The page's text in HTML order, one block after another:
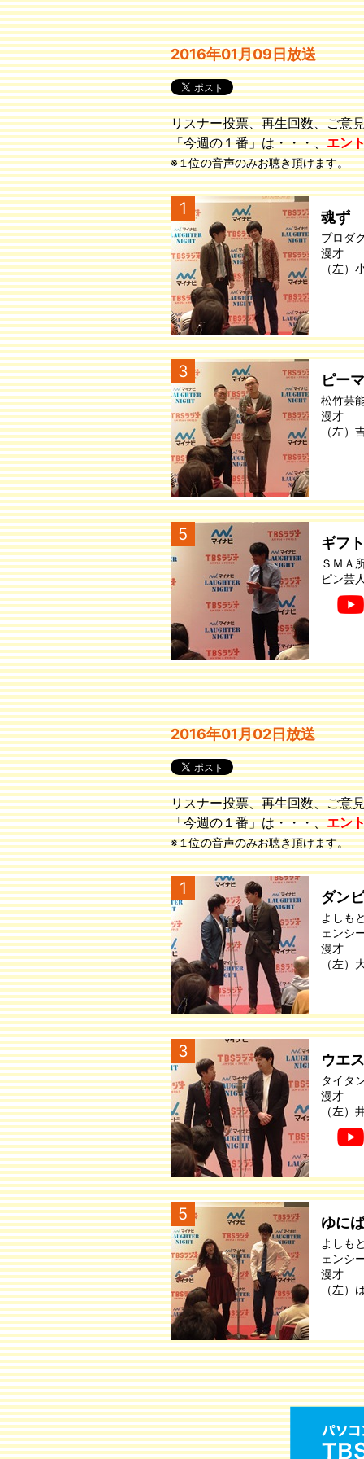
2016年01月09日放送
リスナー投票、再生回数、ご意
「今週の１番」は・・・、エン
※１位の音声のみお聴き頂けます。
1 魂ず
プロダ
漫才
（左
3 ピー
松竹芸
漫才
（左
5 ギフ
ＳＭＡ
ピン芸
2016年01月02日放送
リスナー投票、再生回数、ご意
「今週の１番」は・・・、エン
※１位の音声のみお聴き頂けます。
1 ダン
よしも
ェンシ
漫才
（左
3 ウエ
タイタ
漫才
（左
5 ゆに
よしも
ェンシ
漫才
（左